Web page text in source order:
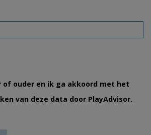
of ouder en ik ga akkoord met het
van deze data door PlayAdvisor.